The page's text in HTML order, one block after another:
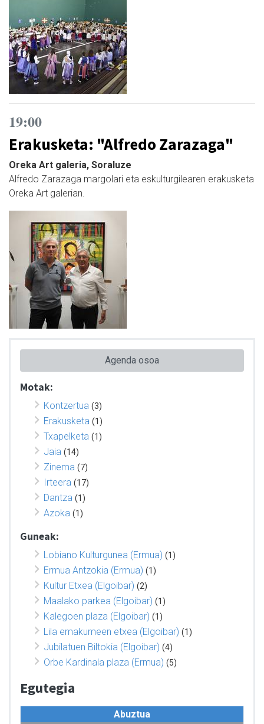
19:00
Erakusketa: "Alfredo Zarazaga"
Oreka Art galeria, Soraluze
Alfredo Zarazaga margolari eta eskulturgilearen erakusketa
Oreka Art galerian.
Agenda osoa
Motak:
Kontzertua (3)
Erakusketa (1)
Txapelketa (1)
Jaia (14)
Zinema (7)
Irteera (17)
Dantza (1)
Azoka (1)
Guneak:
Lobiano Kulturgunea (Ermua) (1)
Ermua Antzokia (Ermua) (1)
Kultur Etxea (Elgoibar) (2)
Maalako parkea (Elgoibar) (1)
Kalegoen plaza (Elgoibar) (1)
Lila emakumeen etxea (Elgoibar) (1)
Jubilatuen Biltokia (Elgoibar) (4)
Orbe Kardinala plaza (Ermua) (5)
Egutegia
Abuztua